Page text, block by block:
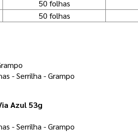
50 folhas
50 folhas
- Serrilha - Grampo
Azul 53g
- Serrilha - Grampo